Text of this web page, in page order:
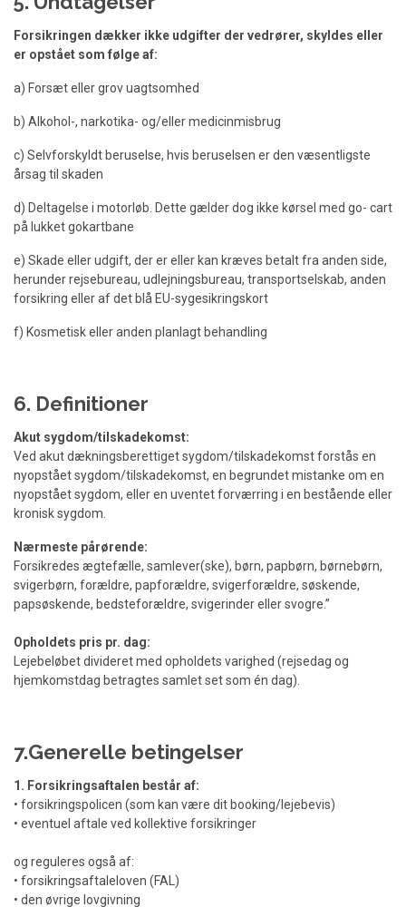
Forsikringen dækker ikke udgifter der vedrører, skyldes eller
er opstået som følge af:
a) Forsæt eller grov uagtsomhed
b) Alkohol-, narkotika- og/eller medicinmisbrug
c) Selvforskyldt beruselse, hvis beruselsen er den væsentligste
årsag til skaden
d) Deltagelse i motorløb. Dette gælder dog ikke kørsel med go- cart
på lukket gokartbane
e) Skade eller udgift, der er eller kan kræves betalt fra anden side,
herunder rejsebureau, udlejningsbureau, transportselskab, anden
forsikring eller af det blå EU-sygesikringskort
f) Kosmetisk eller anden planlagt behandling
6. Definitioner
Akut sygdom/tilskadekomst:
Ved akut dækningsberettiget sygdom/tilskadekomst forstås en
nyopstået sygdom/tilskadekomst, en begrundet mistanke om en
nyopstået sygdom, eller en uventet forværring i en bestående eller
kronisk sygdom.
Nærmeste pårørende:
Forsikredes ægtefælle, samlever(ske), børn, papbørn, børnebørn,
svigerbørn, forældre, papforældre, svigerforældre, søskende,
papsøskende, bedsteforældre, svigerinder eller svogre.”
Opholdets pris pr. dag:
Lejebeløbet divideret med opholdets varighed (rejsedag og
hjemkomstdag betragtes samlet set som én dag).
7.Generelle betingelser
1. Forsikringsaftalen består af:
• forsikringspolicen (som kan være dit booking/lejebevis)
• eventuel aftale ved kollektive forsikringer
og reguleres også af:
• forsikringsaftaleloven (FAL)
• den øvrige lovgivning